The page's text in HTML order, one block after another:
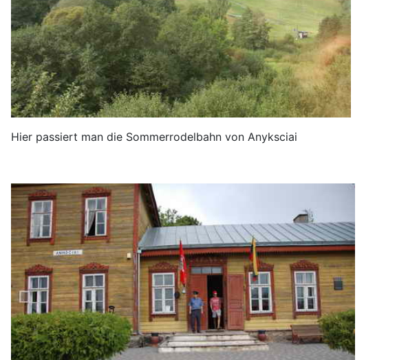
Hier passiert man die Sommerrodelbahn von Anyksciai